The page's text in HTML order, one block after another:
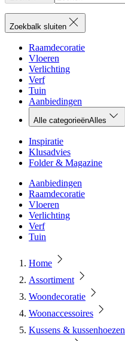
Zoekbalk sluiten
Raamdecoratie
Vloeren
Verlichting
Verf
Tuin
Aanbiedingen
Alle categorieënAlles
Inspiratie
Klusadvies
Folder & Magazine
Aanbiedingen
Raamdecoratie
Vloeren
Verlichting
Verf
Tuin
Home
Assortiment
Woondecoratie
Woonaccessoires
Kussens & kussenhoezen